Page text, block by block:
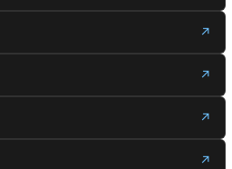
↗
↗
↗
↗